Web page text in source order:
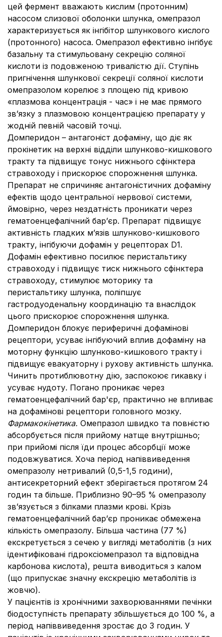
цей фермент вважають кислим (протонним)
насосом слизової оболонки шлунка, омепразол
характеризується як інгібітор шлункового кислого
(протонного) насоса. Омепразол ефективно інгібує
базальну та стимульовану секрецію соляної
кислоти із подовженою тривалістю дії. Ступінь
пригнічення шлункової секреції соляної кислоти
омепразолом корелює з площею під кривою
«плазмова концентрація - час» і не має прямого
зв’язку з плазмовою концентрацією препарату у
жодній певній часовій точці.
Домперидон – антагоніст дофаміну, що діє як
прокінетик на верхні відділи шлунково-кишкового
тракту та підвищує тонус нижнього сфінктера
стравоходу і прискорює спорожнення шлунка.
Препарат не спричиняє антагоністичних дофаміну
ефектів щодо центральної нервової системи,
ймовірно, через нездатність проникати через
гематоенцефалічний бар’єр. Препарат підвищує
активність гладких м’язів шлунково-кишкового
тракту, інгібуючи дофамін у рецепторах D1.
Дофамін ефективно посилює перистальтику
стравоходу і підвищує тиск нижнього сфінктера
стравоходу, стимулює моторику та
перистальтику шлунка, поліпшує
гастродуоденальну координацію та внаслідок
цього прискорює спорожнення шлунка.
Домперидон блокує периферичні дофамінові
рецептори, усуває інгібуючий вплив дофаміну на
моторну функцію шлунково-кишкового тракту і
підвищує евакуаторну і рухову активність шлунка.
Чинить протиблювотну дію, заспокоює гикавку і
усуває нудоту. Погано проникає через
гематоенцефалічний бар'єр, практично не впливає
на дофамінові рецептори головного мозку.
Фармакокінетика. Омепразол швидко та повністю
абсорбується після прийому натще внутрішньо;
при прийомі після їди процес абсорбції може
подовжуватися. Хоча період напіввиведення
омепразолу нетривалий (0,5-1,5 години),
антисекреторний ефект зберігається протягом 24
годин та більше. Приблизно 90–95 % омепразолу
зв’язується з білками плазми крові. Крізь
гематоенцефалічний бар’єр проникає обмежена
кількість омепразолу. Більша частина (77 %)
екскретується з сечею у вигляді метаболітів (з них
ідентифіковані гідроксіомепразол та відповідна
карбонова кислота), решта виводиться з калом
(що припускає значну екскрецію метаболітів із
жовчю).
У пацієнтів із хронічними захворюваннями печінки
біодоступність препарату збільшується до 100 %, а
період напіввиведення зростає до 3 годин. У